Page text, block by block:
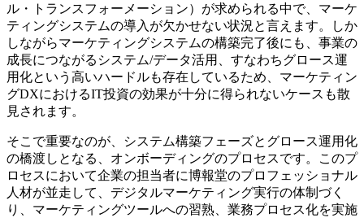
ル・トランスフォーメーション）が求められる中で、マーケ
ティングシステムの導入が欠かせない状況と言えます。しか
しながらマーケティングシステムの構築完了後にも、事業の
成長につながるシステム/データ活用、すなわちグロース運
用化という高いハードルも存在しているため、マーケティン
グDXにおけるIT投資の効果が十分に得られないケースも散
見されます。
そこで重要なのが、システム構築フェーズとグロース運用化
の橋渡しとなる、オンボーディングのプロセスです。このプ
ロセスにおいて企業の担当者に博報堂のプロフェッショナル
人材が並走して、デジタルマーケティング実行の体制づく
り、マーケティングツールへの習熟、業務プロセス化を実施